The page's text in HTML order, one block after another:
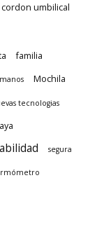
cordon umbilical
familia
Mochila
tecnologias
segura